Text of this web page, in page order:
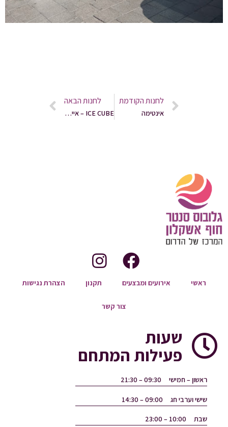
לחנות הקודמת
אינטימה
לחנות הבאה
ICE CUBE – אייס קיוב
ראשי אירועים ומבצעים תקנון הצהרת נגישות
צור קשר
שעות
פעילות המתחם
ראשון – חמישי09:30 – 21:30
שישי וערבי חג09:00 – 14:30
שבת10:00 – 23:00